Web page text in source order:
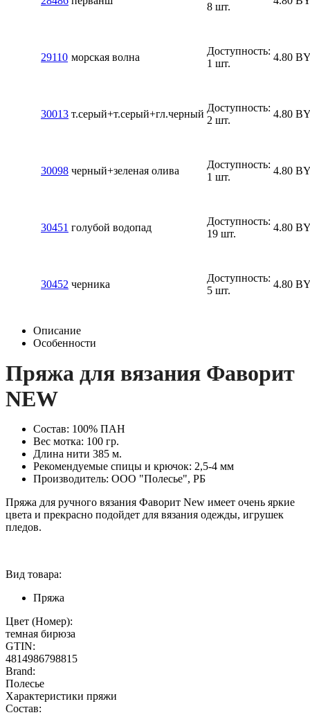
8 шт.
29110 морская волна
Доступность:
1 шт.
4.80
30013 т.серый+т.серый+гл.черный
Доступность:
2 шт.
4.80
30098 черный+зеленая олива
Доступность:
1 шт.
4.80
30451 голубой водопад
Доступность:
19 шт.
4.80
30452 черника
Доступность:
5 шт.
4.80
Описание
Особенности
Пряжа для вязания Фаворит
NEW
Состав: 100% ПАН
Вес мотка: 100 гр.
Длина нити 385 м.
Рекомендуемые спицы и крючок: 2,5-4 мм
Производитель: ООО "Полесье", РБ
Пряжа для ручного вязания Фаворит New имеет очень яркие
цвета и прекрасно подойдет для вязания одежды, игрушек
пледов.
Вид товара:
Пряжа
Цвет (Номер):
темная бирюза
GTIN:
4814986798815
Brand:
Полесье
Характеристики пряжи
Состав: